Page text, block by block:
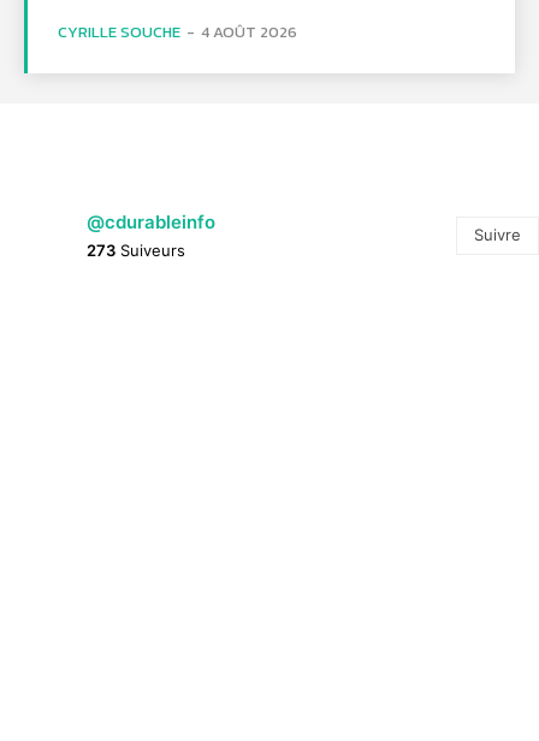
CYRILLE SOUCHE - 4 AOÛT 2026
@cdurableinfo
273 Suiveurs
Suivre